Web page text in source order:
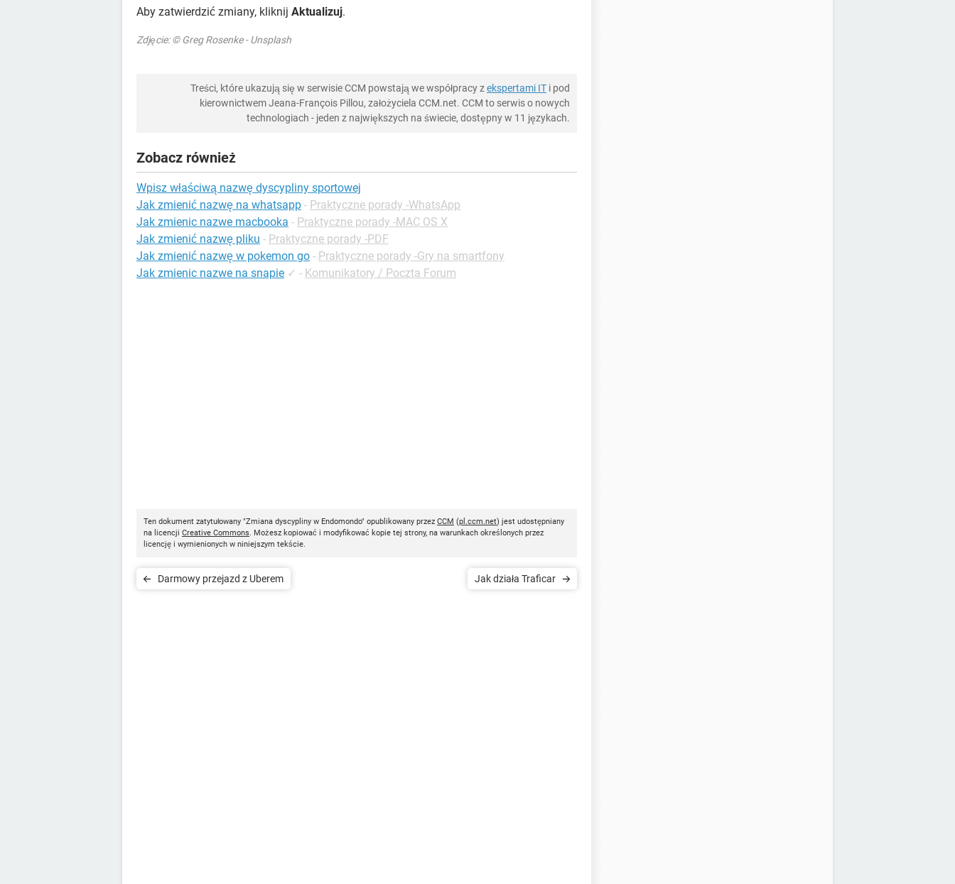
Aby zatwierdzić zmiany, kliknij Aktualizuj.
Zdjęcie: © Greg Rosenke - Unsplash
Treści, które ukazują się w serwisie CCM powstają we współpracy zekspertami IT i pod
kierownictwem Jeana-François Pillou, założyciela CCM.net. CCM to serwis o nowych
technologiach - jeden z największych na świecie, dostępny w 11 językach.
Zobacz również
Wpisz właściwą nazwę dyscypliny sportowej
Jak zmienić nazwę na whatsapp - Praktyczne porady -WhatsApp
Jak zmienic nazwe macbooka - Praktyczne porady -MAC OS X
Jak zmienić nazwę pliku - Praktyczne porady -PDF
Jak zmienić nazwę w pokemon go - Praktyczne porady -Gry na smartfony
Jak zmienic nazwe na snapie ✓ - Komunikatory / Poczta Forum
Ten dokument zatytułowany "Zmiana dyscypliny w Endomondo" opublikowany przez CCM (pl.ccm.net) jest udostępniany
na licencji Creative Commons. Możesz kopiować i modyfikować kopie tej strony, na warunkach określonych przez
licencję i wymienionych w niniejszym tekście.
Darmowy przejazd z Uberem Jak działa Traficar